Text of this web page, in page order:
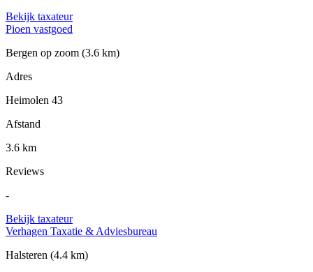
Bekijk taxateur
Pioen vastgoed
Bergen op zoom (3.6 km)
Adres
Heimolen 43
Afstand
3.6 km
Reviews
-
Bekijk taxateur
Verhagen Taxatie & Adviesbureau
Halsteren (4.4 km)